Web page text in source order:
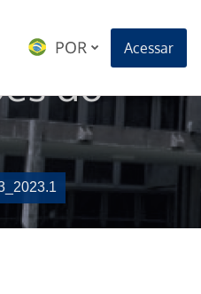
Acessar
do